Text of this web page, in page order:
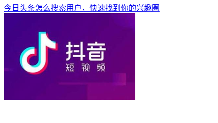
今日头条怎么搜索用户，快速找到你的兴趣圈